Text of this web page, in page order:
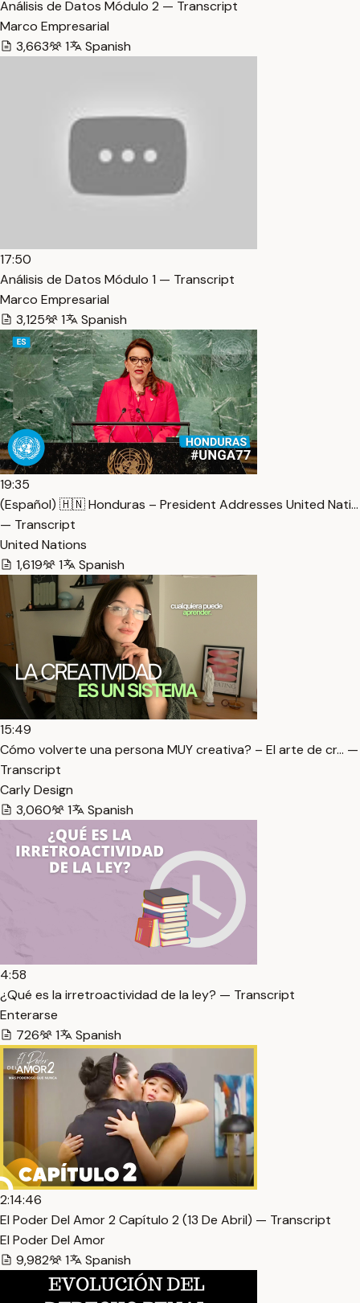
Análisis de Datos Módulo 2 — Transcript
Marco Empresarial
3,663
1 Spanish
17:50
Análisis de Datos Módulo 1 — Transcript
Marco Empresarial
3,125
1 Spanish
19:35
(Español) 🇭🇳 Honduras – President Addresses United Nati…
— Transcript
United Nations
1,619
1 Spanish
15:49
Cómo volverte una persona MUY creativa? – El arte de cr… —
Transcript
Carly Design
3,060
1 Spanish
4:58
¿Qué es la irretroactividad de la ley? — Transcript
Enterarse
726
1 Spanish
2:14:46
El Poder Del Amor 2 Capítulo 2 (13 De Abril) — Transcript
El Poder Del Amor
9,982
1 Spanish